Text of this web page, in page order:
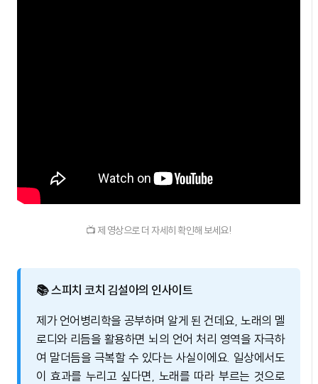
📺 제 영상으로 더 자세히 확인해 보세요!
📚 스피치 코치 김설아의 인사이트
제가 언어병리학을 공부하며 알게 된 건데요, 노래의 멜
로디와 리듬을 활용하면 뇌의 언어 처리 영역을 자극하
여 말더듬을 극복할 수 있다는 사실이에요. 일상에서도
이 효과를 누리고 싶다면, 노래를 따라 부르는 것으로